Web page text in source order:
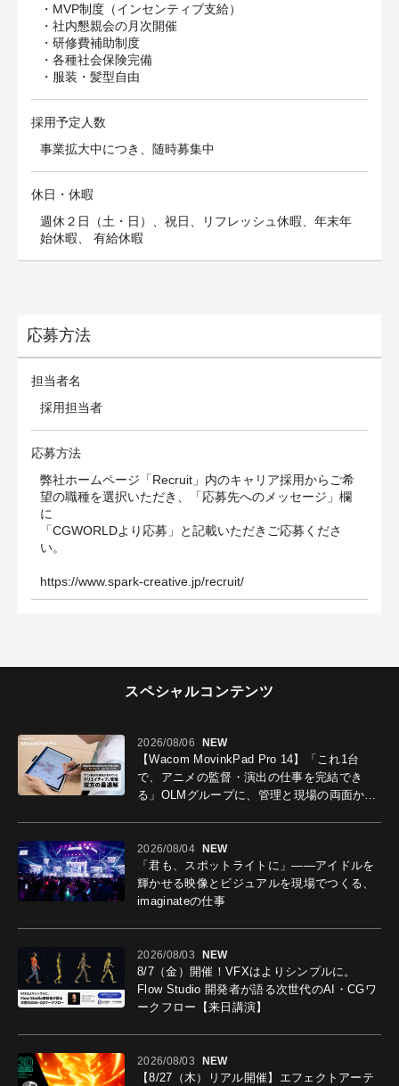
・MVP制度（インセンティブ支給）
・社内懇親会の月次開催
・研修費補助制度
・各種社会保険完備
・服装・髪型自由
採用予定人数
事業拡大中につき、随時募集中
休日・休暇
週休２日（土・日）、祝日、リフレッシュ休暇、年末年
始休暇、 有給休暇
応募方法
担当者名
採用担当者
応募方法
弊社ホームページ「Recruit」内のキャリア採用からご希
望の職種を選択いただき、「応募先へのメッセージ」欄
に
「CGWORLDより応募」と記載いただきご応募くださ
い。
https://www.spark-creative.jp/recruit/
スペシャルコンテンツ
2026/08/06 NEW
【Wacom MovinkPad Pro 14】「これ1台
で、アニメの監督・演出の仕事を完結でき
る」OLMグループに、管理と現場の両面から
2026/08/04 NEW
「君も、スポットライトに」――アイドルを
輝かせる映像とビジュアルを現場でつくる、
imaginateの仕事
2026/08/03 NEW
8/7（金）開催！VFXはよりシンプルに。
Flow Studio 開発者が語る次世代のAI・CGワ
ークフロー【来日講演】
2026/08/03 NEW
【8/27（木）リアル開催】エフェクトアーテ